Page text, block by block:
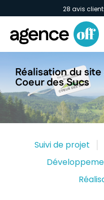
28 avis
Réalisation du
Coeur des Sucs
Suivi de projet